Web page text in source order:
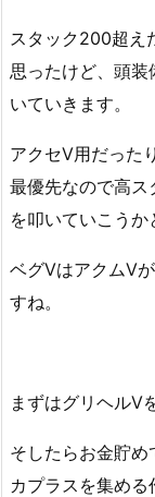
スタック200超え
思ったけど、頭
いていきます。
アクセⅤ用だった
最優先なので高
を叩いていこうか
ベグⅤはアクムⅤ
すね。
まずはグリヘルⅤ
そしたらお金貯
カプラスを集める